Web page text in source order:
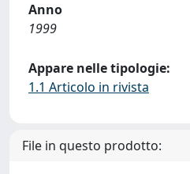
Anno
1999
Appare nelle tipologie:
1.1 Articolo in rivista
File in questo prodotto: